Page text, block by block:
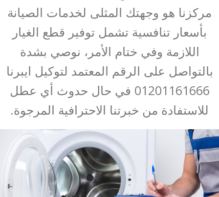
مركزنا هو وجهتك المثلى لخدمات الصيانة
بأسعار تنافسية تشمل توفير قطع الغيار
اللازمة وفي ختام الأمر، نوصي بشدة
بالتواصل على الرقم المعتمد لتوكيل ايبرنا
01201161666 في حال حدوث أي عطل
للاستفادة من خبرتنا الاحترافية المرجوة.